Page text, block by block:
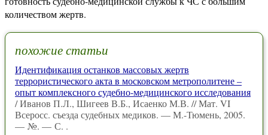
количеством жертв.
похожие статьи
Идентификация останков массовых жертв
террористического акта в московском метрополитене –
опыт комплексного судебно-медицинского исследования
/ Иванов П.Л., Шигеев В.Б., Исаенко М.В. // Мат. VI
Всеросс. съезда судебных медиков. — М.-Тюмень, 2005.
— №. — С. .